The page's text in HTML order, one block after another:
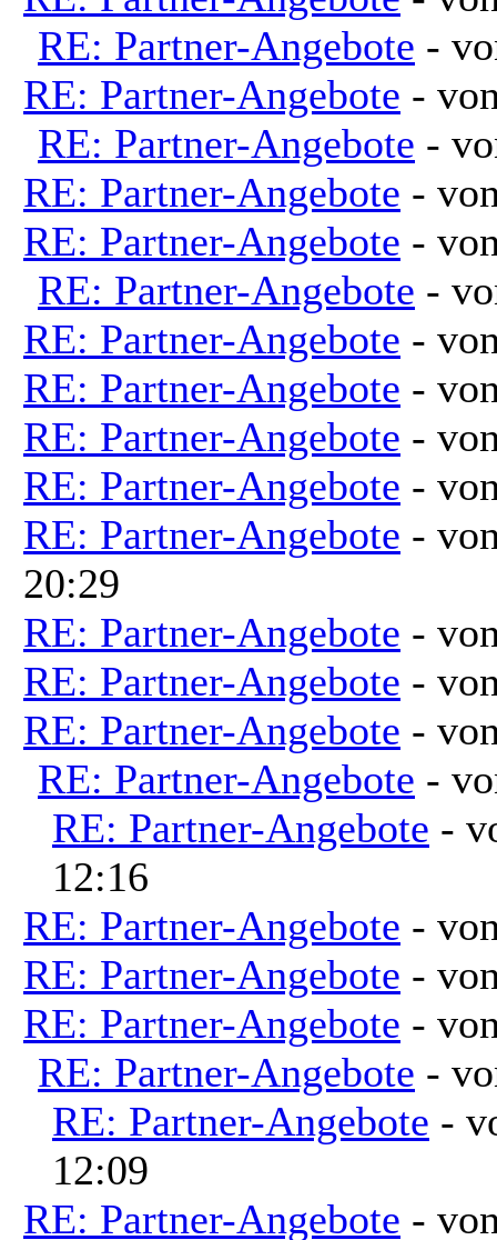
RE: Partner-Angebote -
RE: Partner-Angebote -
RE: Partner-Angebote -
RE: Partner-Angebote -
RE: Partner-Angebote -
RE: Partner-Angebote -
RE: Partner-Angebote -
RE: Partner-Angebote -
RE: Partner-Angebote -
RE: Partner-Angebote -
RE: Partner-Angebote -
20:29
RE: Partner-Angebote -
RE: Partner-Angebote -
RE: Partner-Angebote -
RE: Partner-Angebote -
RE: Partner-Angebote -
12:16
RE: Partner-Angebote -
RE: Partner-Angebote -
RE: Partner-Angebote -
RE: Partner-Angebote -
RE: Partner-Angebote -
12:09
RE: Partner-Angebote -